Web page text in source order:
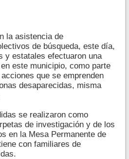
la asistencia de
de búsqueda, este día,
y estatales efectuaron una
este municipio, como parte
que se emprenden
desaparecidas, misma
se realizaron como
de investigación y de los
en la Mesa Permanente de
con familiares de